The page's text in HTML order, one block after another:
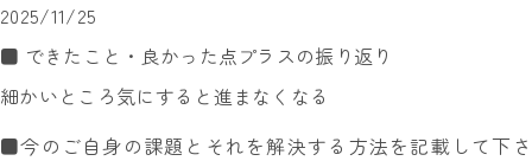
2025/11/25
■ できたこと・良かった点プラスの振り返り
細かいところ気にすると進まなくなる
■今のご自身の課題とそれを解決する方法を記載して下さ